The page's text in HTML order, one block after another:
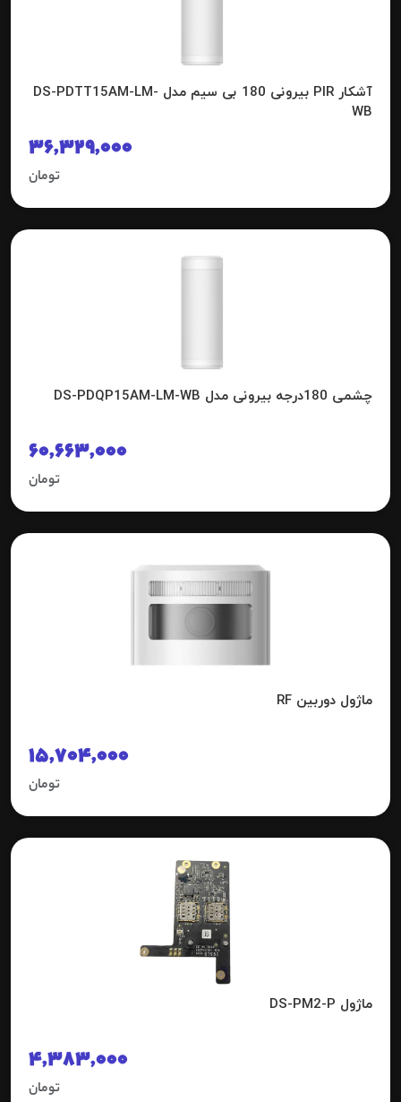
آشکار PIR بیرونی 180 بی سیم مدل DS-PDTT15AM-LM-
WB
36,329,000
تومان
چشمی 180درجه بیرونی مدل DS-PDQP15AM-LM-WB
60,663,000
تومان
ماژول دوربین RF
15,704,000
تومان
ماژول DS-PM2-P
4,383,000
تومان